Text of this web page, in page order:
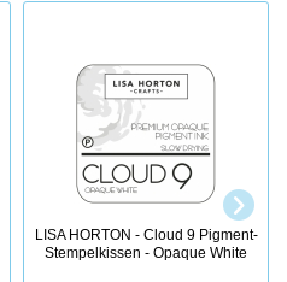
LISA HORTON - Cloud 9 Pigment-
Stempelkissen - Opaque White